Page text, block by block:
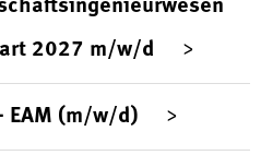
2027 m/w/d
EAM (m/w/d)